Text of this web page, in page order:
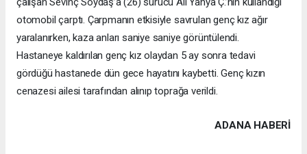
otomobil çarptı. Çarpmanın etkisiyle savrulan genç kız ağır
yaralanırken, kaza anları saniye saniye görüntülendi.
Hastaneye kaldırılan genç kız olaydan 5 ay sonra tedavi
gördüğü hastanede dün gece hayatını kaybetti. Genç kızın
cenazesi ailesi tarafından alınıp toprağa verildi.
ADANA HABERİ